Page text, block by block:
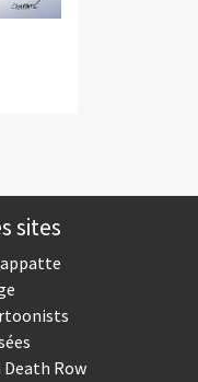
sites
Death Row